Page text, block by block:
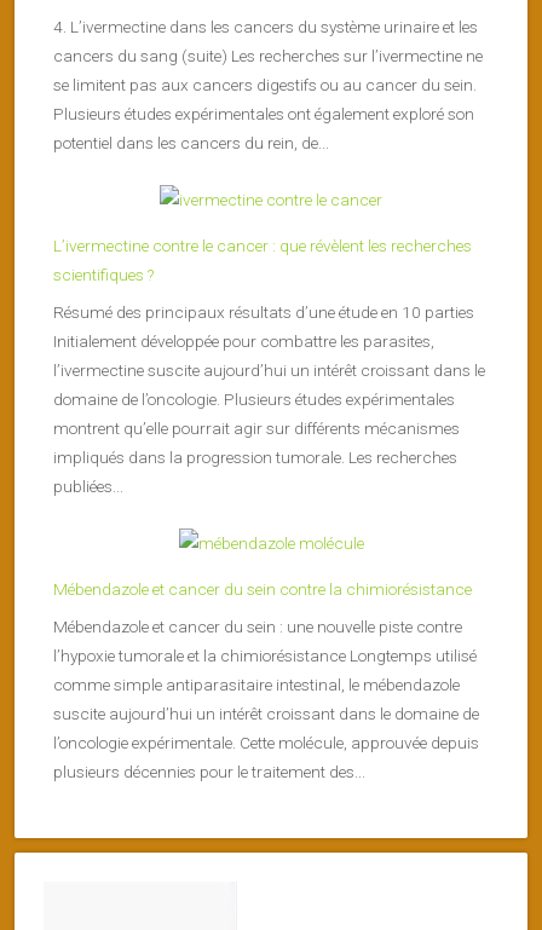
4. L’ivermectine dans les cancers du système urinaire et les
cancers du sang (suite) Les recherches sur l’ivermectine ne
se limitent pas aux cancers digestifs ou au cancer du sein.
Plusieurs études expérimentales ont également exploré son
potentiel dans les cancers du rein, de...
L’ivermectine contre le cancer : que révèlent les recherches
scientifiques ?
Résumé des principaux résultats d’une étude en 10 parties
Initialement développée pour combattre les parasites,
l’ivermectine suscite aujourd’hui un intérêt croissant dans le
domaine de l’oncologie. Plusieurs études expérimentales
montrent qu’elle pourrait agir sur différents mécanismes
impliqués dans la progression tumorale. Les recherches
publiées...
Mébendazole et cancer du sein contre la chimiorésistance
Mébendazole et cancer du sein : une nouvelle piste contre
l’hypoxie tumorale et la chimiorésistance Longtemps utilisé
comme simple antiparasitaire intestinal, le mébendazole
suscite aujourd’hui un intérêt croissant dans le domaine de
l’oncologie expérimentale. Cette molécule, approuvée depuis
plusieurs décennies pour le traitement des...